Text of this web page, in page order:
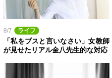
8/7 ライフ
「私をブスと言いなさい」女教師
が見せたリアル金八先生的な対応